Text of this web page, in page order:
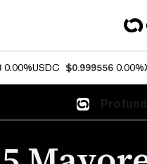
0.00%USDC $0.999556 0.00%